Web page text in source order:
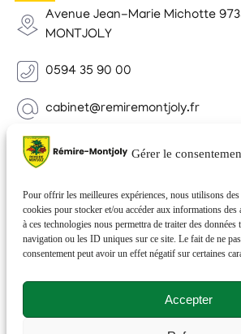
Gérer le
Pour offrir les meilleures expériences, nous utilisons
cookies pour stocker et/ou accéder aux informations
à ces technologies nous permettra de traiter des
navigation ou les ID uniques sur ce site. Le fait de ne
consentement peut avoir un effet négatif sur certaines
Accepter
Avenue Jean-Marie Michotte
MONTJOLY
0594 35 90 00
cabinet@remiremontjoly.fr
Newsletter
nouvelles de votre commune.